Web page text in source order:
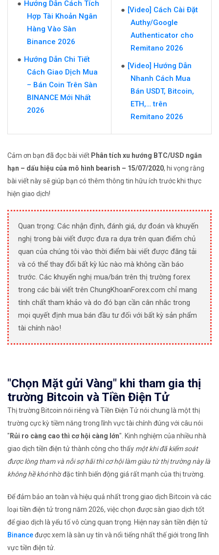
Hướng Dẫn Cách Tích
Hợp Tài Khoản Ngân
Hàng Vào Sàn
Binance 2026
Hướng Dẫn Chi Tiết
Cách Giao Dịch Mua
– Bán Coin Trên Sàn
BINANCE Mới Nhất
2026
[Video] Cách Cài Đặt
Authy/Google
Authenticator cho
Remitano 2026
[Video] Hướng Dẫn
Nhanh Cách Mua
Bán USDT, Bitcoin,
ETH,… trên
Remitano 2026
Cảm ơn bạn đã đọc bài viết Phân tích xu hướng BTC/USD ngắn
hạn – dấu hiệu của mô hình bearish – 15/07/2020, hi vọng rằng
bài viết này sẽ giúp bạn có thêm thông tin hữu ích trước khi thực
hiện giao dịch!
Quan trọng: Các nhận định, đánh giá, dự đoán và khuyến
nghị trong bài viết được đưa ra dựa trên quan điểm chủ
quan của chúng tôi vào thời điểm bài viết được đăng tải
và có thể thay đổi bất kỳ lúc nào mà không cần báo
trước. Các khuyến nghị mua/bán trên thị trường forex
trong các bài viết trên ChungKhoanForex.com chỉ mang
tính chất tham khảo và do đó bạn cần cân nhắc trong
mọi quyết định mua bán đầu tư đối với bất kỳ sản phẩm
tài chính nào!
"Chọn Mặt gửi Vàng" khi tham gia thị
trường Bitcoin và Tiền Điện Tử
Thị trường Bitcoin nói riêng và Tiền Điện Tử nói chung là một thị
trường cực kỳ tiềm năng trong lĩnh vực tài chính đúng với câu nói
" Rủi ro càng cao thì cơ hội càng lớn". Kinh nghiệm của nhiều nhà
giao dịch tiền điện tử thành công cho thấy một khi đã kiểm soát
được lòng tham và nỗi sợ hãi thì cơ hội làm giàu từ thị trường này là
không hề khónhờ đặc tính biến động giá rất mạnh của thị trường.
Để đảm bảo an toàn và hiệu quả nhất trong giao dịch Bitcoin và các
loại tiền điện tử trong năm 2026, việc chọn được sàn giao dịch tốt
để giao dịch là yếu tố vô cùng quan trọng. Hiện nay sàn tiền điện tử
Binanceđược xem là sàn uy tín và nổi tiếng nhất thế giới trong lĩnh
vực tiền điện tử.